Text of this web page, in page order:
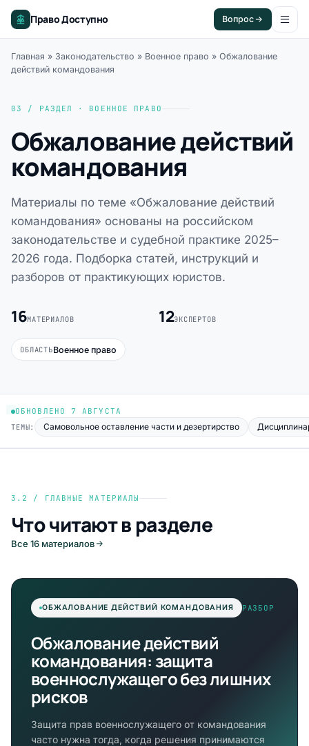
Право Доступно Вопрос
Главная » Законодательство » Военное право » Обжалование
действий командования
03 / РАЗДЕЛ · ВОЕННОЕ ПРАВО
Обжалование действий
командования
Материалы по теме «Обжалование действий
командования» основаны на российском
законодательстве и судебной практике 2025–
2026 года. Подборка статей, инструкций и
разборов от практикующих юристов.
16МАТЕРИАЛОВ 12ЭКСПЕРТОВ
ОБЛАСТЬВоенное право
ОБНОВЛЕНО 7 АВГУСТА
ТЕМЫ:
Самовольное оставление части и дезертирство
3.2 / ГЛАВНЫЕ МАТЕРИАЛЫ
Что читают в разделе
Все 16 материалов
ОБЖАЛОВАНИЕ ДЕЙСТВИЙ КОМАНДОВАНИЯ РАЗБОР
Обжалование действий
командования: защита
военнослужащего без лишних
рисков
Защита прав военнослужащего от командования
часто нужна тогда, когда решения принимаются